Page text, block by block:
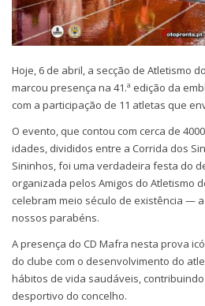
Hoje, 6 de abril, a secção de Atletismo
marcou presença na 41.ª edição da
com a participação de 11 atletas que
O evento, que contou com cerca de
idades, divididos entre a Corrida dos
Sininhos, foi uma verdadeira festa do
organizada pelos Amigos do Atletismo
celebram meio século de existência —
nossos parabéns.
A presença do CD Mafra nesta prova
do clube com o desenvolvimento do
hábitos de vida saudáveis,
desportivo do concelho.